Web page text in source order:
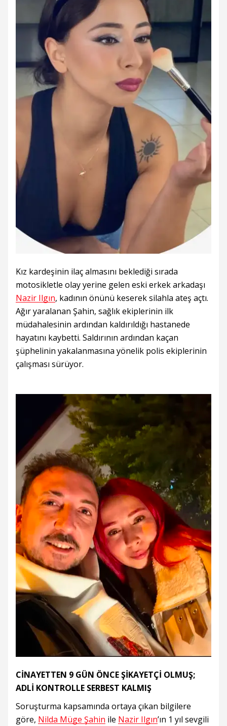
Kız kardeşinin ilaç almasını beklediği sırada
motosikletle olay yerine gelen eski erkek arkadaşı
Nazir Ilgın, kadının önünü keserek silahla ateş açtı.
Ağır yaralanan Şahin, sağlık ekiplerinin ilk
müdahalesinin ardından kaldırıldığı hastanede
hayatını kaybetti. Saldırının ardından kaçan
şüphelinin yakalanmasına yönelik polis ekiplerinin
çalışması sürüyor.
CİNAYETTEN 9 GÜN ÖNCE ŞİKAYETÇİ OLMUŞ;
ADLİ KONTROLLE SERBEST KALMIŞ
Soruşturma kapsamında ortaya çıkan bilgilere
göre, Nilda Müge Şahin ile Nazir Ilgın’ın 1 yıl sevgili